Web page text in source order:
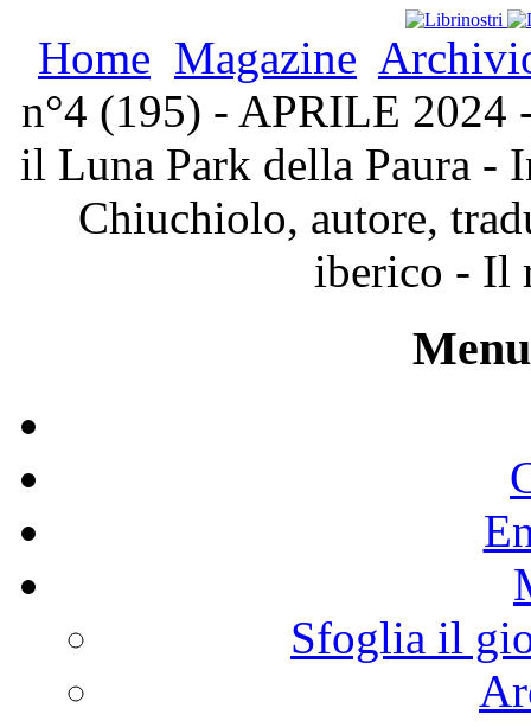
Home Magazine
n°4 (195) - APRILE 2024
il Luna Park della Paura -
Chiuchiolo, autore,
iberico - Il
Sfoglia il